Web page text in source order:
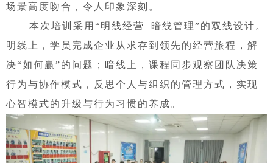
场景高度吻合，令人印象深刻。
本次培训采用“明线经营+暗线管理”的双线设计。
明线上，学员完成企业从求存到领先的经营旅程，解
决“如何赢”的问题；暗线上，课程同步观察团队决策
行为与协作模式，反思个人与组织的管理方式，实现
心智模式的升级与行为习惯的养成。